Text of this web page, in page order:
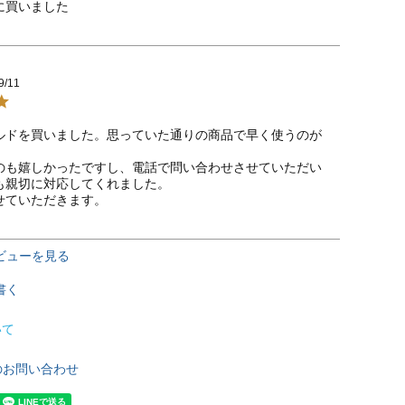
ントに買いました
11
ドを買いました。思っていた通りの商品で早く使うのが
も嬉しかったですし、電話で問い合わせさせていただい
切に対応してくれました。
いただきます。
ューを見る
く
問い合わせ